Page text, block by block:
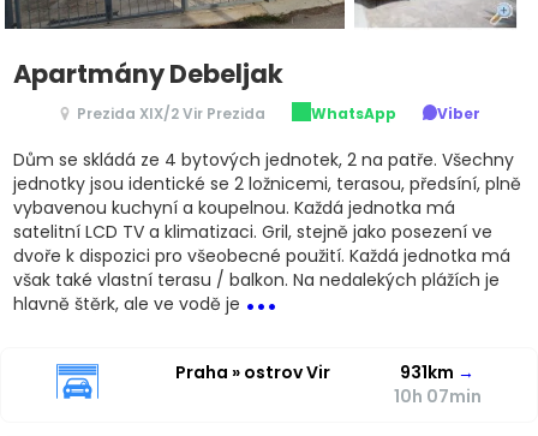
Apartmány Debeljak
Prezida XIX/2 Vir Prezida WhatsApp Viber
Dům se skládá ze 4 bytových jednotek, 2 na patře. Všechny
jednotky jsou identické se 2 ložnicemi, terasou, předsíní, plně
vybavenou kuchyní a koupelnou. Každá jednotka má
satelitní LCD TV a klimatizaci. Gril, stejně jako posezení ve
dvoře k dispozici pro všeobecné použití. Každá jednotka má
však také vlastní terasu / balkon. Na nedalekých plážích je
hlavně štěrk, ale ve vodě je ...
Praha » ostrov Vir 931km →
10h 07min